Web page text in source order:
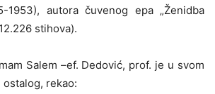
1953), autora čuvenog epa „Ženidba
stihova).
Salem –ef. Dedović, prof. je u svom
rekao: